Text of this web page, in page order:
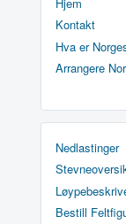
Kontakt
Hva er
Arrangere
Nedlastinger
Bestill